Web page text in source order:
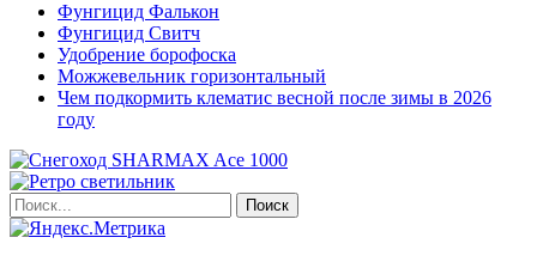
Фунгицид Фалькон
Фунгицид Свитч
Удобрение борофоска
Можжевельник горизонтальный
Чем подкормить клематис весной после зимы в 2026
году